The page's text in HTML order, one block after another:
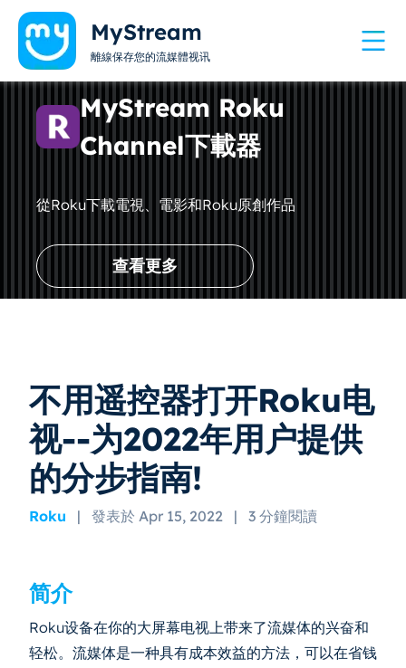
MyStream
離線保存您的流媒體视讯
MyStream Roku
Channel下載器
從Roku下載電視、電影和Roku原創作品
查看更多
不用遥控器打开Roku电
视--为2022年用户提供
的分步指南!
Roku | 發表於 Apr 15, 2022 | 3 分鐘閱讀
简介
Roku设备在你的大屏幕电视上带来了流媒体的兴奋和
轻松。流媒体是一种具有成本效益的方法，可以在省钱